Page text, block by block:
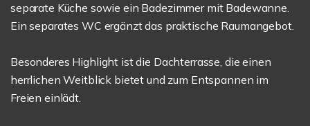
separate Küche sowie ein Badezimmer mit Badewanne.
Ein separates WC ergänzt das praktische Raumangebot.
Besonderes Highlight ist die Dachterrasse, die einen
herrlichen Weitblick bietet und zum Entspannen im
Freien einlädt.